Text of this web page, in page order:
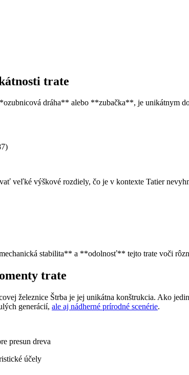
trate
dráha** alebo **zubačka**, je unikátnym
veľké výškové rozdiely, čo je v kontexte Tatier
stabilita** a **odolnosť** tejto trate voči
trate
železnice Štrba je jej unikátna konštrukcia. Ako
generácií, ale aj nádherné prírodné scenérie.
presun dreva
účely